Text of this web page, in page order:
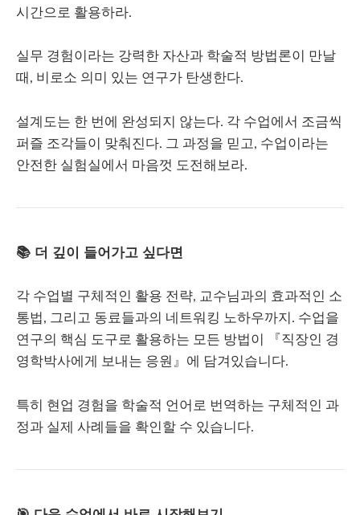
시간으로 활용하라.
실무 경험이라는 강력한 자산과 학술적 방법론이 만날
때, 비로소 의미 있는 연구가 탄생한다.
설계도는 한 번에 완성되지 않는다. 각 수업에서 조금씩
퍼즐 조각들이 맞춰진다. 그 과정을 믿고, 수업이라는
안전한 실험실에서 마음껏 도전해보라.
📚 더 깊이 들어가고 싶다면
각 수업별 구체적인 활용 전략, 교수님과의 효과적인 소
통법, 그리고 동료들과의 네트워킹 노하우까지. 수업을
연구의 핵심 도구로 활용하는 모든 방법이 『직장인 경
영학박사에게 보내는 응원』에 담겨있습니다.
특히 현업 경험을 학술적 언어로 번역하는 구체적인 과
정과 실제 사례들을 확인할 수 있습니다.